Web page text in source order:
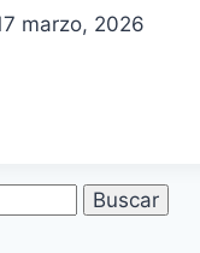
marzo, 2026